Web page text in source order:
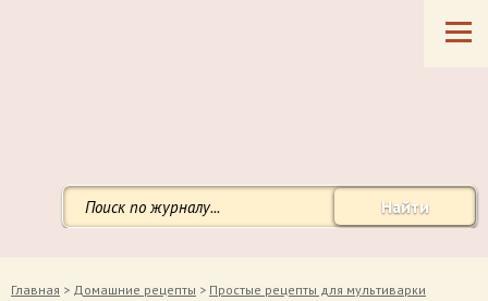
Найти
Главная > Домашние рецепты > Простые рецепты для мультиварки